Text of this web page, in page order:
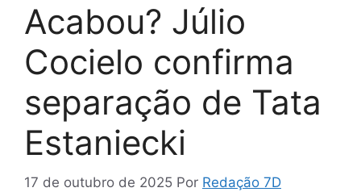
Acabou? Júlio
Cocielo confirma
separação de Tata
Estaniecki
17 de outubro de 2025 Por Redação 7D